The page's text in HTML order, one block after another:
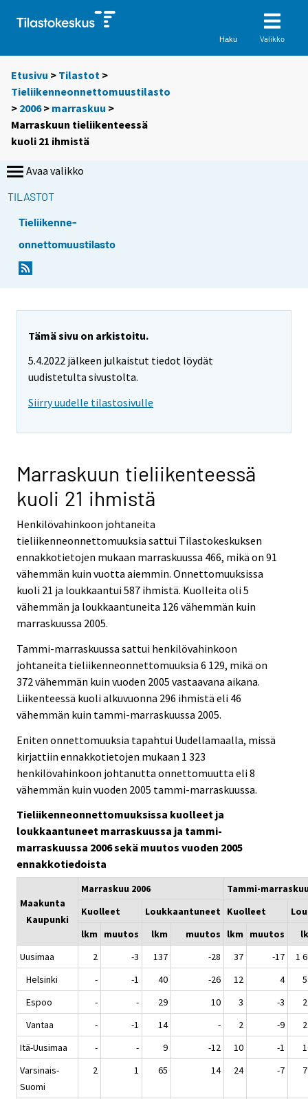
Haku Valikko
Etusivu > Tilastot >
Tieliikenneonnettomuustilasto
> 2006> marraskuu >
Marraskuun tieliikenteessä
kuoli 21 ihmistä
Avaa valikko
TILASTOT
Tieliikenne-
onnettomuustilasto
Tämä sivu on arkistoitu.
5.4.2022 jälkeen julkaistut tiedot löydät
uudistetulta sivustolta.
Siirry uudelle tilastosivulle
Marraskuun tieliikenteessä
kuoli 21 ihmistä
Henkilövahinkoon johtaneita
tieliikenneonnettomuuksia sattui Tilastokeskuksen
ennakkotietojen mukaan marraskuussa 466, mikä on 91
vähemmän kuin vuotta aiemmin. Onnettomuuksissa
kuoli 21 ja loukkaantui 587 ihmistä. Kuolleita oli 5
vähemmän ja loukkaantuneita 126 vähemmän kuin
marraskuussa 2005.
Tammi-marraskuussa sattui henkilövahinkoon
johtaneita tieliikenneonnettomuuksia 6 129, mikä on
372 vähemmän kuin vuoden 2005 vastaavana aikana.
Liikenteessä kuoli alkuvuonna 296 ihmistä eli 46
vähemmän kuin tammi-marraskuussa 2005.
Eniten onnettomuuksia tapahtui Uudellamaalla, missä
kirjattiin ennakkotietojen mukaan 1 323
henkilövahinkoon johtanutta onnettomuutta eli 8
vähemmän kuin vuoden 2005 tammi-marraskuussa.
Tieliikenneonnettomuuksissa kuolleet ja
loukkaantuneet marraskuussa ja tammi-
marraskuussa 2006 sekä muutos vuoden 2005
ennakkotiedoista
Maakunta
Kaupunki
Marraskuu 2006
Tammi-
Kuolleet
Loukkaantuneet Kuolleet
lkm
muutos lkm muutos lkm muutos
Uusimaa
2 -3 137 -28 37 -17
1
Helsinki
- -1 40 -26 12 4
Espoo
- - 29 10 3 -3
Vantaa
- -1 14 - 2 -9
Itä-Uusimaa
- - 9 -12 10 -1
Varsinais-
Suomi
2 1 65 14 24 -7